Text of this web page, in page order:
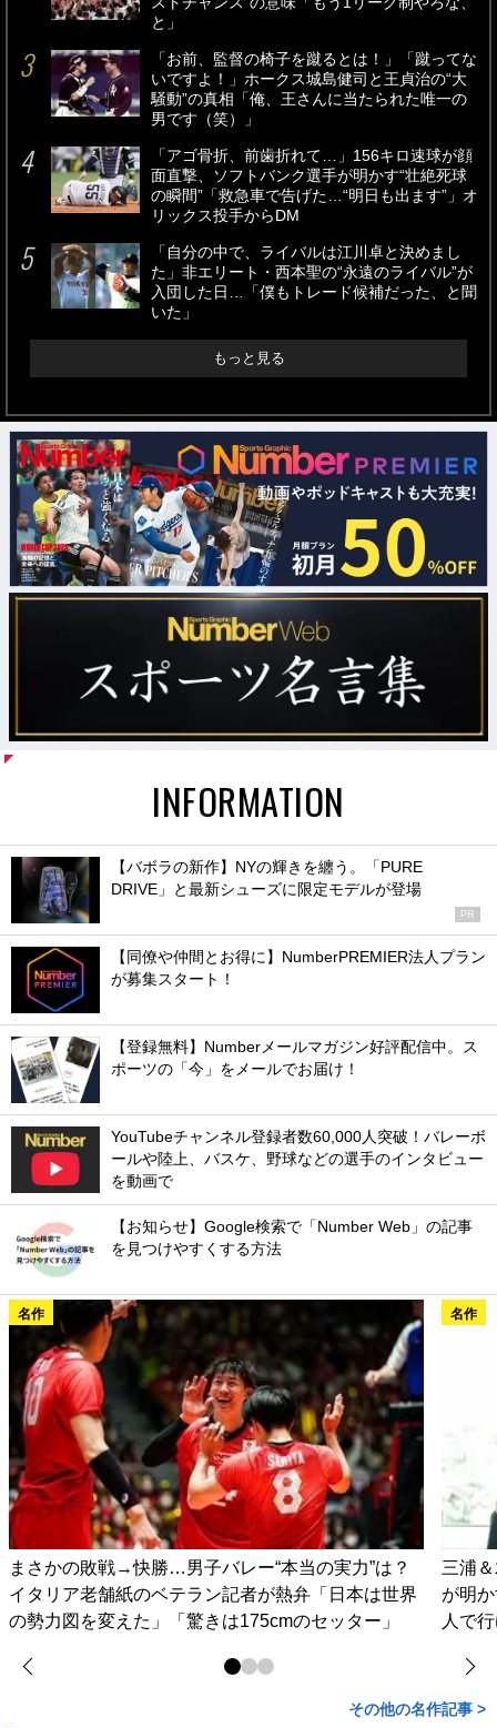
と」
「お前、監督の椅子を蹴るとは！」「蹴ってな
いですよ！」ホークス城島健司と王貞治の“大
騒動”の真相「俺、王さんに当たられた唯一の
男です（笑）」
「アゴ骨折、前歯折れて…」156キロ速球が顔
面直撃、ソフトバンク選手が明かす“壮絶死球
の瞬間”「救急車で告げた…“明日も出ます”」オ
リックス投手からDM
「自分の中で、ライバルは江川卓と決めまし
た」非エリート・西本聖の“永遠のライバル”が
入団した日…「僕もトレード候補だった、と聞
いた」
もっと見る
INFORMATION
【バボラの新作】NYの輝きを纏う。「PURE
DRIVE」と最新シューズに限定モデルが登場
PR
【同僚や仲間とお得に】NumberPREMIER法人プラン
が募集スタート！
【登録無料】Numberメールマガジン好評配信中。ス
ポーツの「今」をメールでお届け！
YouTubeチャンネル登録者数60,000人突破！バレーボ
ールや陸上、バスケ、野球などの選手のインタビュー
を動画で
【お知らせ】Google検索で「Number Web」の記事
を見つけやすくする方法
名作
まさかの敗戦→快勝…男子バレー“本当の実力”は？
イタリア老舗紙のベテラン記者が熱弁「日本は世界
の勢力図を変えた」「驚きは175cmのセッター」
名作
三浦
が明
人で
その他の名作記事 >